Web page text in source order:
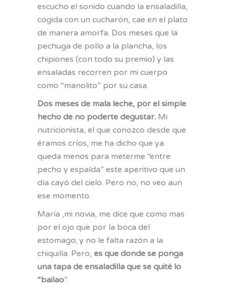
escucho el sonido cuando la ensaladilla,
cogida con un cucharón, cae en el plato
de manera amorfa. Dos meses que la
pechuga de pollo a la plancha, los
chipiones (con todo su premio) y las
ensaladas recorren por mi cuerpo
como “manolito” por su casa.
Dos meses de mala leche, por el simple
hecho de no poderte degustar. Mi
nutricionista, el que conozco desde que
éramos críos, me ha dicho que ya
queda menos para meterme “entre
pecho y espalda” este aperitivo que un
día cayó del cielo. Pero no, no veo aun
ese momento.
María ,mi novia, me dice que como mas
por el ojo que por la boca del
estomago; y no le falta razón a la
chiquilla. Pero, es que donde se ponga
una tapa de ensaladilla que se quité lo
“bailao”.